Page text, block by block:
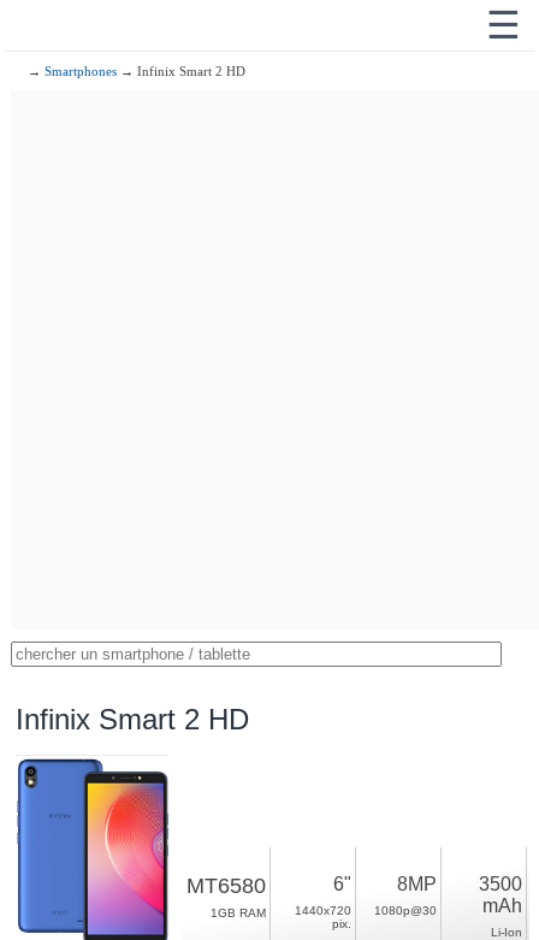
☰
→Smartphones → Infinix Smart 2 HD
Infinix Smart 2 HD
MT6580
1GB RAM
6"
1440x720
pix.
8MP
1080p@30
3500
mAh
Li-Ion